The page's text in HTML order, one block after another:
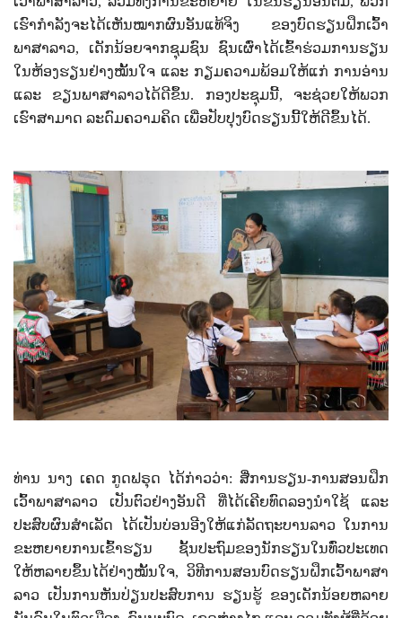
ເຮົາກໍາລັງຈະໄດ້ເຫັນໝາກຜົນອັນແທ້ຈິງ ຂອງບົດຮຽນຝຶກເວົ້າ
ພາສາລາວ, ເດັກນ້ອຍຈາກຊຸມຊົນ ຊົນເຜົ່າໄດ້ເຂົ້າຮ່ວມການຮຽນ
ໃນຫ້ອງຮຽນຢ່າງໝັ້ນໃຈ ແລະ ກຽມຄວາມພ້ອມໃຫ້ແກ່ ການອ່ານ
ແລະ ຂຽນພາສາລາວໄດ້ດີຂຶ້ນ. ກອງປະຊຸມ​ນີ້​, ຈະຊ່ວຍ​ໃຫ້​ພວກ​
ເຮົາ​ສາມາດ ​ລະດົມຄວາມຄິດ ເພື່ອປັບປຸງບົດຮຽນ​ນີ້ໃຫ້ດີຂຶ້ນ​ໄດ້.
ທ່ານ ນາງ ເຄດ ກູດຟຣຸດ ໄດ້ກ່າວວ່າ: ສື່ການຮຽນ-ການສອນຝຶກ
ເວົ້າພາສາລາວ ເປັນຕົວຢ່າງອັນດີ ທີ່ໄດ້ເຄີຍທົດລອງນຳໃຊ້ ແລະ
ປະສົບຜົນສຳເລັດ ໄດ້ເປັນບ່ອນອີງໃຫ້ແກ່ລັດຖະບານລາວ ໃນການ
ຂະຫຍາຍການເຂົ້າຮຽນ ຊັ້ນປະຖົມຂອງນັກຮຽນໃນທົ່ວປະເທດ
ໃຫ້ຫລາຍຂຶ້ນໄດ້ຢ່າງໝັ້ນໃຈ, ວິທີການສອນບົດຮຽນຝຶກເວົ້າພາສາ
ລາວ ເປັນການຫັນປ່ຽນປະສົບການ ຮຽນຮູ້ ຂອງເດັກນ້ອຍຫລາຍ